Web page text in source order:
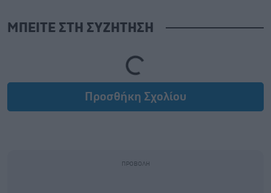
ΜΠΕΙΤΕ ΣΤΗ ΣΥΖΗΤΗΣΗ
Loading...
Προσθήκη Σχολίου